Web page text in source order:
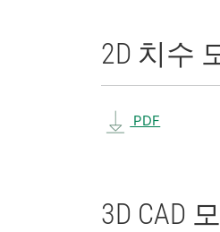
2D 치수
PDF
3D CAD